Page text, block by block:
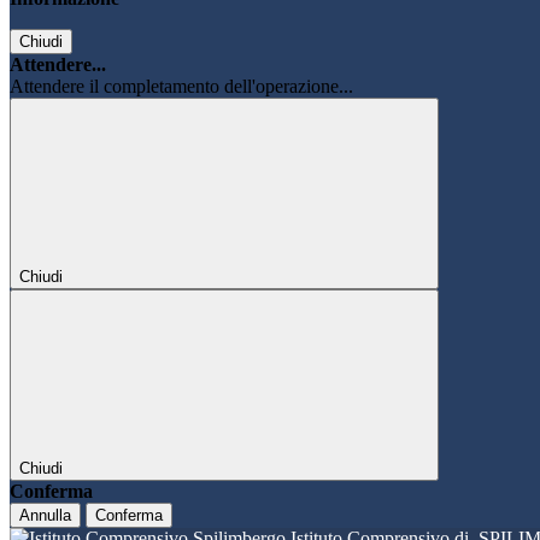
Chiudi
Attendere...
Attendere il completamento dell'operazione...
Chiudi
Chiudi
Conferma
Annulla Conferma